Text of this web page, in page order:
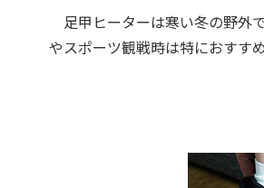
足甲ヒーターは寒い冬の野外
やスポーツ観戦時は特におすすめ